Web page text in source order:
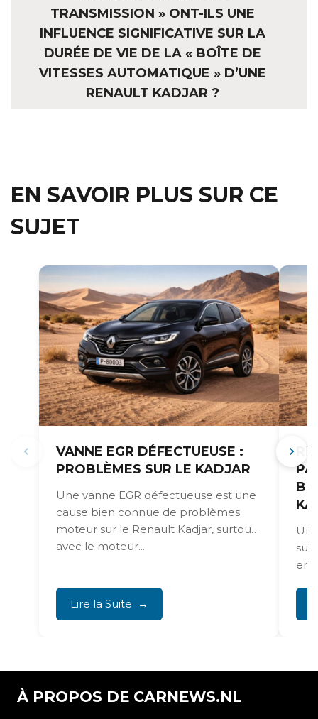
TRANSMISSION » ONT-ILS UNE
INFLUENCE SIGNIFICATIVE SUR LA
DURÉE DE VIE DE LA « BOÎTE DE
VITESSES AUTOMATIQUE » D’UNE
RENAULT KADJAR ?
EN SAVOIR PLUS SUR CE
SUJET
VANNE EGR DÉFECTUEUSE :
PROBLÈMES SUR LE KADJAR
Une vanne EGR défectueuse est une
cause bien connue de problèmes
moteur sur le Renault Kadjar, surtout
avec le moteur...
Lire la Suite
Un
sur
À PROPOS DE CARNEWS.NL